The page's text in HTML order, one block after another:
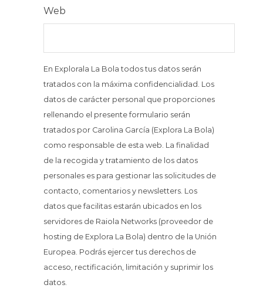
Web
En Explorala La Bola todos tus datos serán
tratados con la máxima confidencialidad. Los
datos de carácter personal que proporciones
rellenando el presente formulario serán
tratados por Carolina García (Explora La Bola)
como responsable de esta web. La finalidad
de la recogida y tratamiento de los datos
personales es para gestionar las solicitudes de
contacto, comentarios y newsletters. Los
datos que facilitas estarán ubicados en los
servidores de Raiola Networks (proveedor de
hosting de Explora La Bola) dentro de la Unión
Europea. Podrás ejercer tus derechos de
acceso, rectificación, limitación y suprimir los
datos.